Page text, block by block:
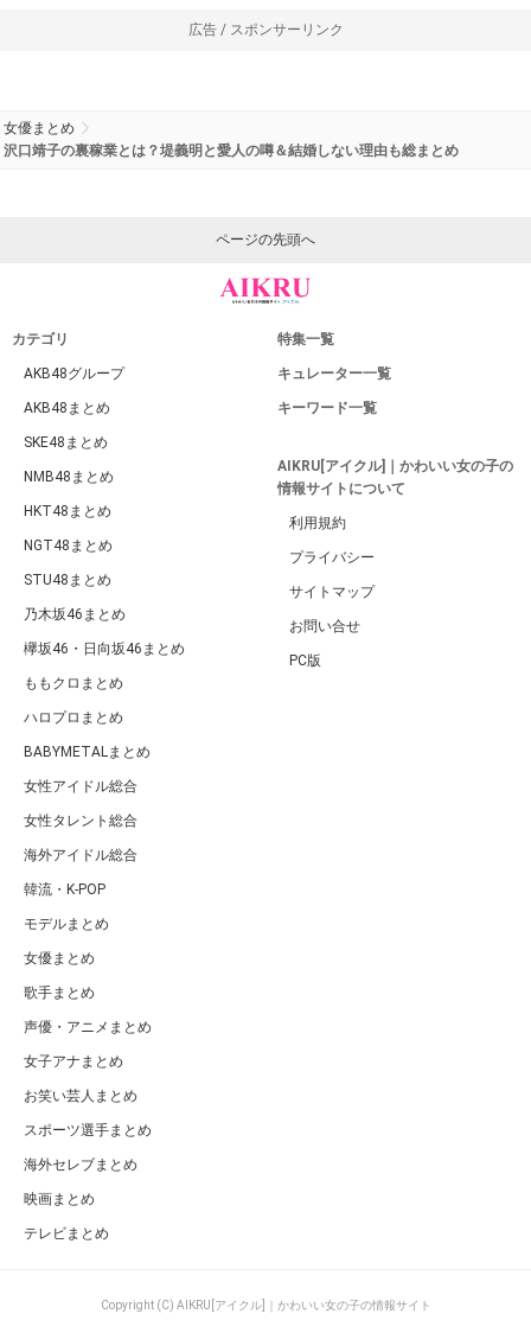
広告 / スポンサーリンク
女優まとめ
沢口靖子の裏稼業とは？堤義明と愛人の噂＆結婚しない理由も総まとめ
ページの先頭へ
カテゴリ
AKB48グループ
AKB48まとめ
SKE48まとめ
NMB48まとめ
HKT48まとめ
NGT48まとめ
STU48まとめ
乃木坂46まとめ
欅坂46・日向坂46まとめ
ももクロまとめ
ハロプロまとめ
BABYMETALまとめ
女性アイドル総合
女性タレント総合
海外アイドル総合
韓流・K-POP
モデルまとめ
女優まとめ
歌手まとめ
声優・アニメまとめ
女子アナまとめ
お笑い芸人まとめ
スポーツ選手まとめ
海外セレブまとめ
映画まとめ
テレビまとめ
特集一覧
キュレーター一覧
キーワード一覧
AIKRU[アイクル]｜かわいい女の子の
情報サイトについて
利用規約
プライバシー
サイトマップ
お問い合せ
PC版
Copyright (C) AIKRU[アイクル]｜かわいい女の子の情報サイト